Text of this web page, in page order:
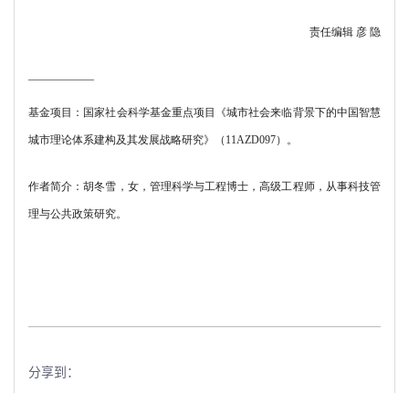
责任编辑 彦 隐
――――――
基金项目：国家社会科学基金重点项目《城市社会来临背景下的中国智慧
城市理论体系建构及其发展战略研究》（ 11AZD097）。
作者简介：胡冬雪，女，管理科学与工程博士，高级工程师，从事科技管
理与公共政策研究。
分享到：